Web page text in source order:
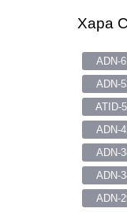
Хара
ADN-
ADN-
ATID-
ADN-
ADN-
ADN-
ADN-